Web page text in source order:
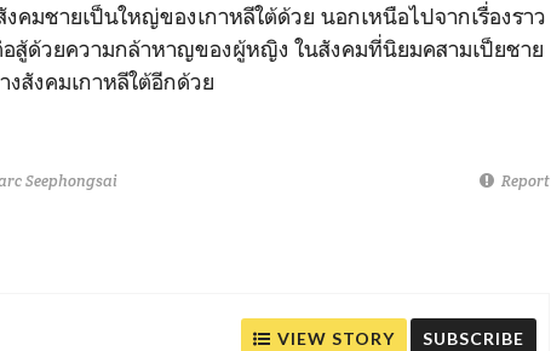
คมชายเป็นใหญ่ของเกาหลีใต้ด้วย นอกเหนือไปจากเรื่องราว
สู้ด้วยความกล้าหาญของผู้หญิง ในสังคมที่นิยมคสามเป็ยชาย
สังคมเกาหลีใต้อีกด้วย
Seephongsai Report
VIEW STORY SUBSCRIBE